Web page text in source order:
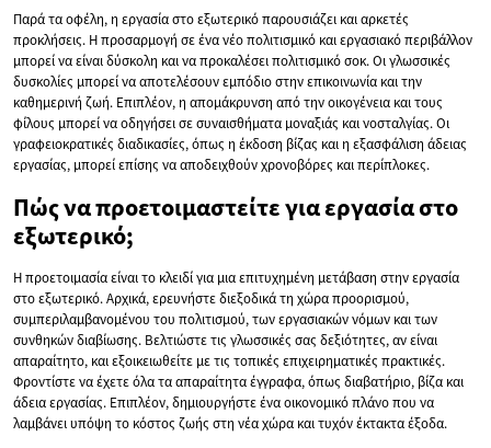
Παρά τα οφέλη, η εργασία στο εξωτερικό παρουσιάζει και αρκετές
προκλήσεις. Η προσαρμογή σε ένα νέο πολιτισμικό και εργασιακό περιβάλλον
μπορεί να είναι δύσκολη και να προκαλέσει πολιτισμικό σοκ. Οι γλωσσικές
δυσκολίες μπορεί να αποτελέσουν εμπόδιο στην επικοινωνία και την
καθημερινή ζωή. Επιπλέον, η απομάκρυνση από την οικογένεια και τους
φίλους μπορεί να οδηγήσει σε συναισθήματα μοναξιάς και νοσταλγίας. Οι
γραφειοκρατικές διαδικασίες, όπως η έκδοση βίζας και η εξασφάλιση άδειας
εργασίας, μπορεί επίσης να αποδειχθούν χρονοβόρες και περίπλοκες.
Πώς να προετοιμαστείτε για εργασία στο
εξωτερικό;
Η προετοιμασία είναι το κλειδί για μια επιτυχημένη μετάβαση στην εργασία
στο εξωτερικό. Αρχικά, ερευνήστε διεξοδικά τη χώρα προορισμού,
συμπεριλαμβανομένου του πολιτισμού, των εργασιακών νόμων και των
συνθηκών διαβίωσης. Βελτιώστε τις γλωσσικές σας δεξιότητες, αν είναι
απαραίτητο, και εξοικειωθείτε με τις τοπικές επιχειρηματικές πρακτικές.
Φροντίστε να έχετε όλα τα απαραίτητα έγγραφα, όπως διαβατήριο, βίζα και
άδεια εργασίας. Επιπλέον, δημιουργήστε ένα οικονομικό πλάνο που να
λαμβάνει υπόψη το κόστος ζωής στη νέα χώρα και τυχόν έκτακτα έξοδα.